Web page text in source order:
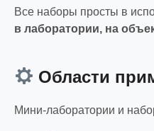
Все наборы просты в
в лаборатории, на
Области
Мини-лаборатории и